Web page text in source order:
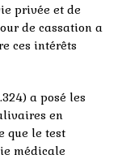
privée et de
de cassation a
ces intérêts
a posé les
en
que le test
médicale